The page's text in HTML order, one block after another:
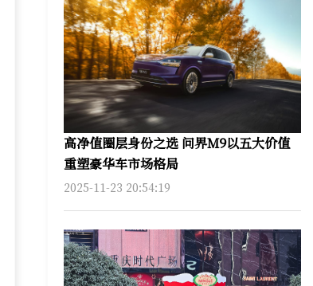
高净值圈层身份之选 问界M9以五大价值
重塑豪华车市场格局
2025-11-23 20:54:19